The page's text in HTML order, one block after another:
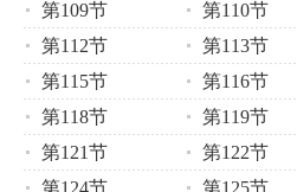
第109节
第110节
第112节
第113节
第115节
第116节
第118节
第119节
第121节
第122节
第124节
第125节